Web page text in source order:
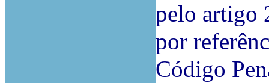
pelo artigo
por
Código